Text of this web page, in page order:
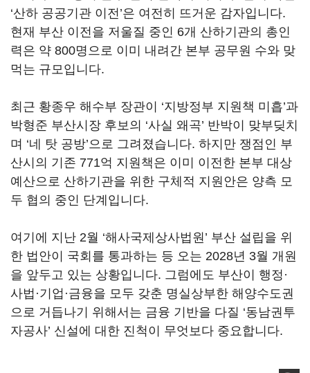
‘산하 공공기관 이전’은 여전히 뜨거운 감자입니다.
현재 부산 이전을 저울질 중인 6개 산하기관의 총인
력은 약 800명으로 이미 내려간 본부 공무원 수와 맞
먹는 규모입니다.
최근 황종우 해수부 장관이 ‘지방정부 지원책 미흡’과
박형준 부산시장 후보의 ‘사실 왜곡’ 반박이 맞부딪치
며 ‘네 탓 공방’으로 그려졌습니다. 하지만 쟁점인 부
산시의 기존 771억 지원책은 이미 이전한 본부 대상
예산으로 산하기관을 위한 구체적 지원안은 양측 모
두 협의 중인 단계입니다.
여기에 지난 2월 ‘해사국제상사법원’ 부산 설립을 위
한 법안이 국회를 통과하는 등 오는 2028년 3월 개원
을 앞두고 있는 상황입니다. 그럼에도 부산이 행정·
사법·기업·금융을 모두 갖춘 명실상부한 해양수도권
으로 거듭나기 위해서는 금융 기반을 다질 ‘동남권투
자공사’ 신설에 대한 진척이 무엇보다 중요합니다.